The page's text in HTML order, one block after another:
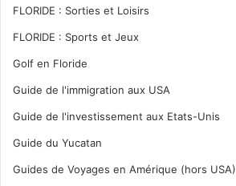
FLORIDE : Sorties et Loisirs
FLORIDE : Sports et Jeux
Golf en Floride
Guide de l'immigration aux USA
Guide de l'investissement aux Etats-Unis
Guide du Yucatan
Guides de Voyages en Amérique (hors USA)